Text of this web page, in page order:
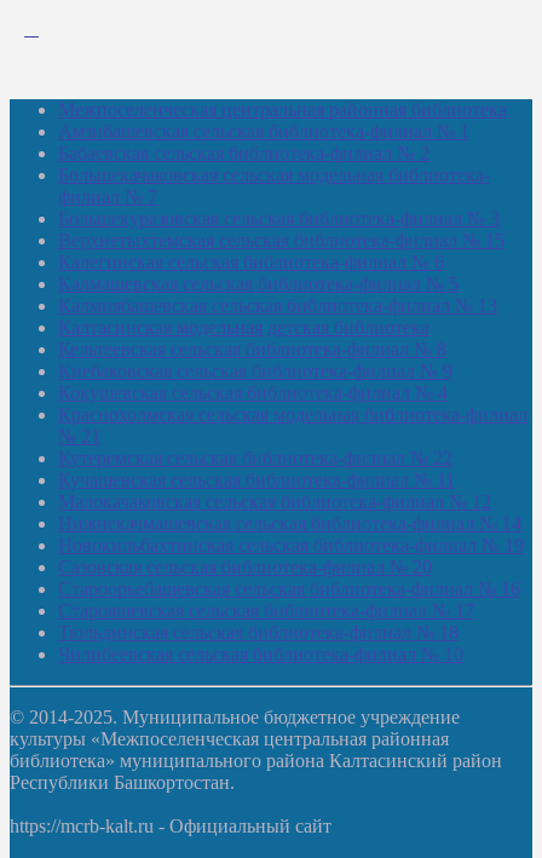
Межпоселенческая центральная районная библиотека
Амзибашевская сельская библиотека-филиал № 1
Бабаевская сельская библиотека-филиал № 2
Большекачаковская сельская модельная библиотека-
филиал № 7
Большекуразовская сельская библиотека-филиал № 3
Верхнетыхтемская сельская библиотека-филиал № 15
Калегинская сельская библиотека-филиал № 6
Калмашевская сельская библиотека-филиал № 5
Калмиябашевская сельская библиотека-филиал № 13
Калтасинская модельная детская библиотека
Кельтеевская сельская библиотека-филиал № 8
Киебаковская сельская библиотека-филиал № 9
Кокушевская сельская библиотека-филиал № 4
Краснохолмская сельская модельная библиотека-филиал
№ 21
Кутеремская сельская библиотека-филиал № 22
Кучашевская сельская библиотека-филиал № 11
Малокачаковская сельская библиотека-филиал № 12
Нижнекачмашевская сельская библиотека-филиал № 14
Новокильбахтинская сельская библиотека-филиал № 19
Сазовская сельская библиотека-филиал № 20
Староорьебашевская сельская библиотека-филиал № 16
Старояшевская сельская библиотека-филиал № 17
Тюльдинская сельская библиотека-филиал № 18
Чилибеевская сельская библиотека-филиал № 10
© 2014-2025. Муниципальное бюджетное учреждение
культуры «Межпоселенческая центральная районная
библиотека» муниципального района Калтасинский район
Республики Башкортостан.
https://mcrb-kalt.ru - Официальный сайт